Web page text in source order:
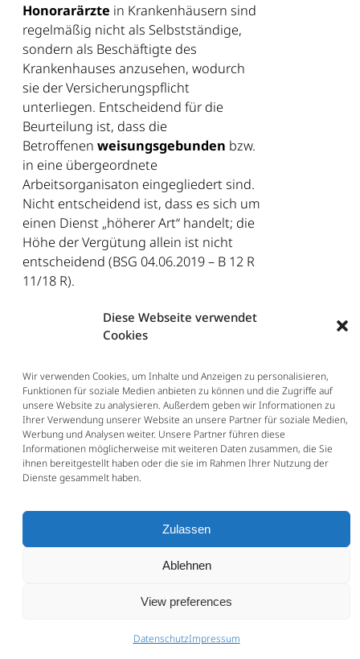
Diese Webseite verwendet
Cookies
Wir verwenden Cookies, um Inhalte und Anzeigen zu personalisieren,
Funktionen für soziale Medien anbieten zu können und die Zugriffe auf
unsere Website zu analysieren. Außerdem geben wir Informationen zu
Ihrer Verwendung unserer Website an unsere Partner für soziale Medien,
Werbung und Analysen weiter. Unsere Partner führen diese
Informationen möglicherweise mit weiteren Daten zusammen, die Sie
ihnen bereitgestellt haben oder die sie im Rahmen Ihrer Nutzung der
Dienste gesammelt haben.
Zulassen
Ablehnen
View preferences
DatenschutzImpressum
Honorarärzte in Krankenhäusern sind
regelmäßig nicht als Selbstständige,
sondern als Beschäftigte des
Krankenhauses anzusehen, wodurch
sie der Versicherungspflicht
unterliegen. Entscheidend für die
Beurteilung ist, dass die
Betroffenen weisungsgebunden bzw.
in eine übergeordnete
Arbeitsorganisaton eingegliedert sind.
Nicht entscheidend ist, dass es sich um
einen Dienst „höherer Art“ handelt; die
Höhe der Vergütung allein ist nicht
entscheidend (BSG 04.06.2019 – B 12 R
11/18 R).
Honorarpflegekräftein stationären
Pflegeeinrichtungen sind ebenfalls
tig. Hierfür spreche vor allem die
Eingliederung in die Organisations-
und Weisungsstruktur der
Pflegeeinerichtung und das geringe
Unternehmensrisiko der Angestellten
(BSG 07.06.2019 – B 12 R 6/18 R).
Vorhandenseins eines Lehrplans
selbstständig Beschäftigte sein.
nach Ausgestaltung der konkreten
auch eine abhängige Beschäftigung
Zuordnungsmerkmale kann dem